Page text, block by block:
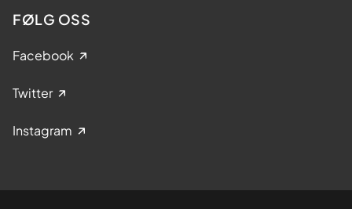
FØLG OSS
Facebook
Twitter
Instagram